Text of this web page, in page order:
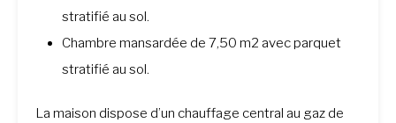
stratifié au sol.
Chambre mansardée de 7,50 m2 avec parquet
stratifié au sol.
La maison dispose d’un chauffage central au gaz de